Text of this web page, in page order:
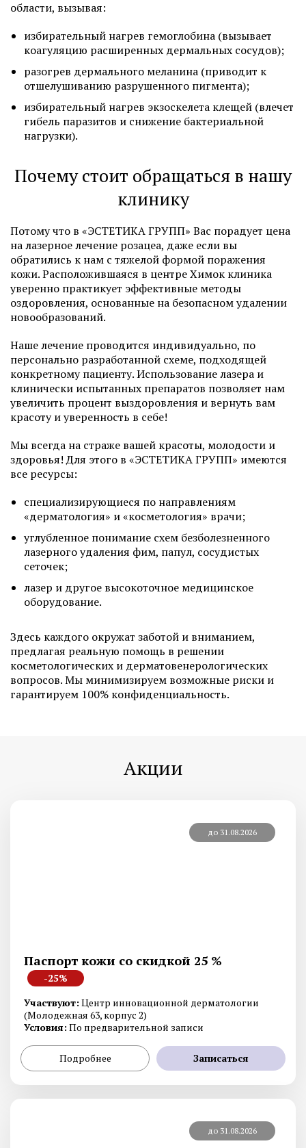
области, вызывая:
избирательный нагрев гемоглобина (вызывает
коагуляцию расширенных дермальных сосудов);
разогрев дермального меланина (приводит к
отшелушиванию разрушенного пигмента);
избирательный нагрев экзоскелета клещей (влечет
гибель паразитов и снижение бактериальной
нагрузки).
Почему стоит обращаться в нашу
клинику
Потому что в «ЭСТЕТИКА ГРУПП» Вас порадует цена
на лазерное лечение розацеа, даже если вы
обратились к нам с тяжелой формой поражения
кожи. Расположившаяся в центре Химок клиника
уверенно практикует эффективные методы
оздоровления, основанные на безопасном удалении
новообразований.
Наше лечение проводится индивидуально, по
персонально разработанной схеме, подходящей
конкретному пациенту. Использование лазера и
клинически испытанных препаратов позволяет нам
увеличить процент выздоровления и вернуть вам
красоту и уверенность в себе!
Мы всегда на страже вашей красоты, молодости и
здоровья! Для этого в «ЭСТЕТИКА ГРУПП» имеются
все ресурсы:
специализирующиеся по направлениям
«дерматология» и «косметология» врачи;
углубленное понимание схем безболезненного
лазерного удаления фим, папул, сосудистых
сеточек;
лазер и другое высокоточное медицинское
оборудование.
Здесь каждого окружат заботой и вниманием,
предлагая реальную помощь в решении
косметологических и дерматовенерологических
вопросов. Мы минимизируем возможные риски и
гарантируем 100% конфиденциальность.
Акции
до 31.08.2026
Паспорт кожи со скидкой 25 %
-25%
Участвуют: Центр инновационной дерматологии
(Молодежная 63, корпус 2)
Условия: По предварительной записи
Подробнее Записаться
до 31.08.2026